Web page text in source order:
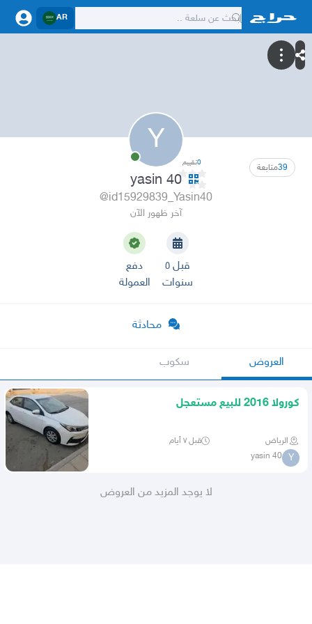
AR
Y
39متابعة 0تقييم
yasin 40
@id15929839_Yasin40
آخر ظهور الآن
قبل ٥
سنوات
دفع
العمولة
محادثة
العروض سكوب
كورولا 2016 للبيع مستعجل
الرياض قبل ٧ أيام
Y
yasin 40
لا يوجد المزيد من العروض